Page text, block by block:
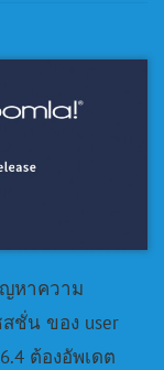
หาความ
ชั่น ของ user
ต้องอัพเดต